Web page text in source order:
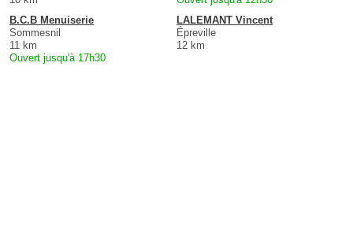
B.C.B Menuiserie
Sommesnil
11 km
Ouvert jusqu'à 17h30
LALEMANT Vincent
Épreville
12 km